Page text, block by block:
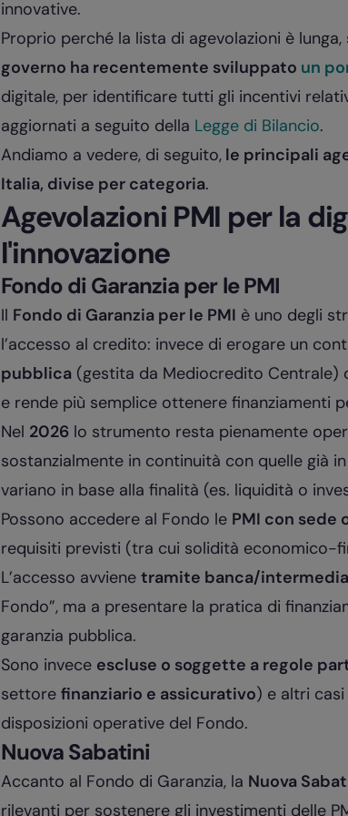
innovative.
Proprio perché la lista di agevolazioni è
governo ha recentemente sviluppato un
digitale, per identificare tutti gli incentivi
aggiornati a seguito della Legge di Bilancio.
Andiamo a vedere, di seguito,le principali
Italia, divise per categoria.
Agevolazioni PMI per la
l'innovazione
Fondo di Garanzia per le PMI
Il Fondo di Garanzia per le PMI è uno degli
l’accesso al credito: invece di erogare un
pubblica(gestita da Mediocredito Centrale)
e rende più semplice ottenere finanziamenti
Nel 2026lo strumento resta pienamente
sostanzialmente in continuità con quelle già
variano in base alla finalità (es. liquidità o
Possono accedere al Fondo le PMI con sede
requisiti previsti (tra cui solidità economico-
L’accesso avviene tramite banca/
Fondo”, ma a presentare la pratica di
garanzia pubblica.
Sono invece escluse o soggette a regole
settore finanziario e assicurativo) e altri
disposizioni operative del Fondo.
Nuova Sabatini
Accanto al Fondo di Garanzia, la Nuova
rilevanti per sostenere gli investimenti delle